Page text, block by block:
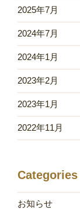
2025年7月
2024年7月
2024年1月
2023年2月
2023年1月
2022年11月
Categories
お知らせ